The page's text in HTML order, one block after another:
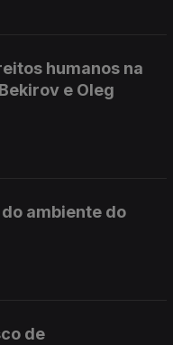
humanos na
e Oleg
ambiente do
de